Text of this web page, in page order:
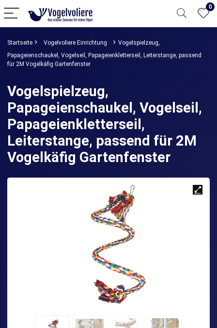
0
Startseite Vogelvoliere Einrichtung
Vogelspielzeug,
Papageienschaukel, Vogelseil, Papageienkletterseil, Leiterstange, passend
für 2M Vogelkäfig Gartenfenster
Vogelspielzeug,
Papageienschaukel, Vogelseil,
Papageienkletterseil,
Leiterstange, passend für 2M
Vogelkäfig Gartenfenster